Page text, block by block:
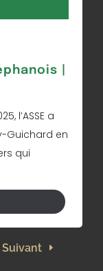
|
l’ASSE a
Guichard en
qui
Suivant